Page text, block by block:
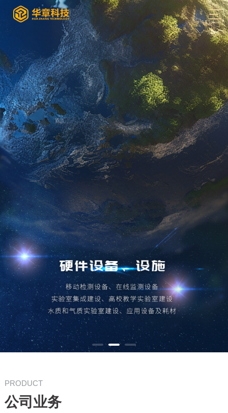
PRODUCT
公司业务